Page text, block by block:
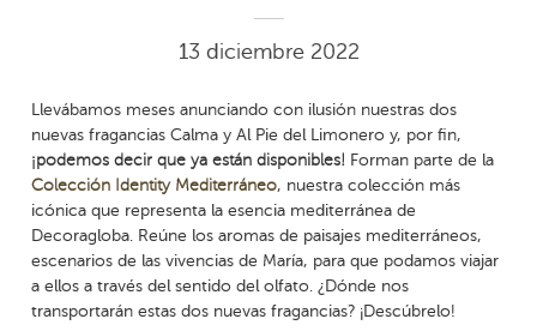
13 diciembre 2022
Llevábamos meses anunciando con ilusión nuestras dos
nuevas fragancias Calma y Al Pie del Limonero y, por fin,
¡podemos decir que ya están disponibles! Forman parte de la
Colección Identity Mediterráneo, nuestra colección más
icónica que representa la esencia mediterránea de
Decoragloba. Reúne los aromas de paisajes mediterráneos,
escenarios de las vivencias de María, para que podamos viajar
a ellos a través del sentido del olfato. ¿Dónde nos
transportarán estas dos nuevas fragancias? ¡Descúbrelo!